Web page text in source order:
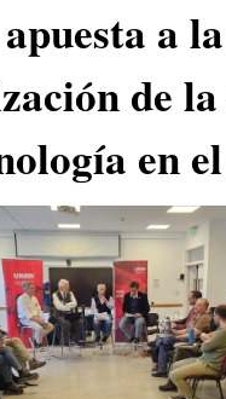
a la
de
en